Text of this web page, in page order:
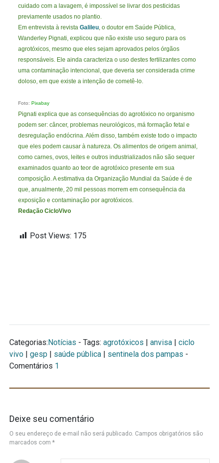
cuidado com a lavagem, é impossível se livrar dos pesticidas
previamente usados no plantio.
Em entrevista à revista Galileu, o doutor em Saúde Pública,
Wanderley Pignati, explicou que não existe uso seguro para os
agrotóxicos, mesmo que eles sejam aprovados pelos órgãos
responsáveis. Ele ainda caracteriza o uso destes fertilizantes como
uma contaminação intencional, que deveria ser considerada crime
doloso, em que existe a intenção de cometê-lo.
Foto: Pixabay
Pignati explica que as consequências do agrotóxico no organismo
podem ser: câncer, problemas neurológicos, má formação fetal e
desregulação endócrina. Além disso, também existe todo o impacto
que eles podem causar à natureza. Os alimentos de origem animal,
como carnes, ovos, leites e outros industrializados não são sequer
examinados quanto ao teor de agrotóxico presente em sua
composição. A estimativa da Organização Mundial da Saúde é de
que, anualmente, 20 mil pessoas morrem em consequência da
exposição e contaminação por agrotóxicos.
Redação CicloVivo
Post Views: 175
Categorias:Notícias - Tags: agrotóxicos | anvisa | ciclo
vivo | gesp | saúde pública | sentinela dos pampas -
Comentários 1
Deixe seu comentário
O seu endereço de e-mail não será publicado. Campos obrigatórios são
marcados com *